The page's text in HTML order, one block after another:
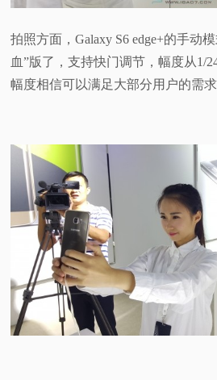
拍照方面，Galaxy S6 edge+的手动
血”版了，支持快门调节，幅度从1/
幅度相信可以满足大部分用户的需求